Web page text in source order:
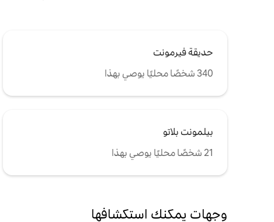
حديقة فيرمونت
340 شخصًا محليًا يوصي بهذا
بيلمونت بلاتو
21 شخصًا محليًا يوصي بهذا
وجهات يمكنك استكشافها